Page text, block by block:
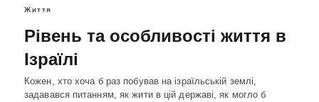
Життя
Рівень та особливості життя в
Ізраїлі
Кожен, хто хоча б раз побував на ізраїльській землі,
задавався питанням, як жити в цій державі, як могло б